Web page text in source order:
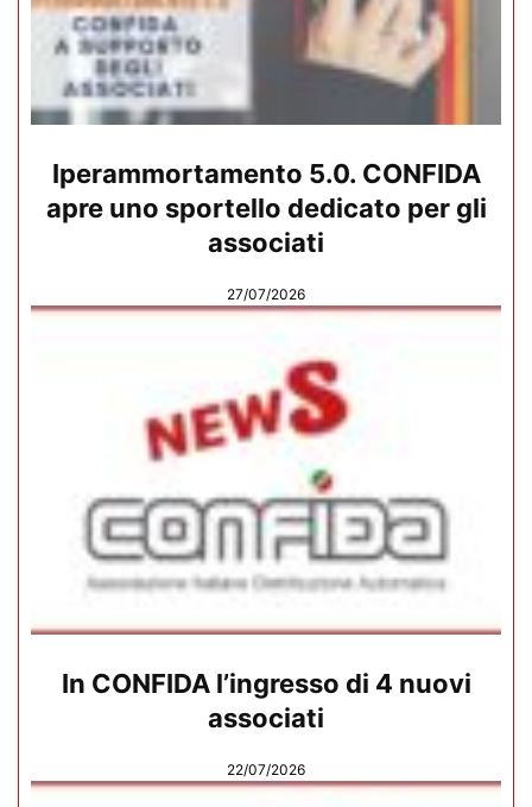
Iperammortamento 5.0. CONFIDA
apre uno sportello dedicato per gli
associati
27/07/2026
In CONFIDA l’ingresso di 4 nuovi
associati
22/07/2026